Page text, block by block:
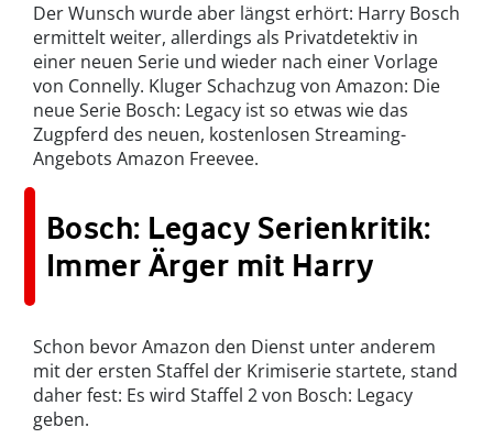
Der Wunsch wurde aber längst erhört: Harry Bosch
ermittelt weiter, allerdings als Privatdetektiv in
einer neuen Serie und wieder nach einer Vorlage
von Connelly. Kluger Schachzug von Amazon: Die
neue Serie Bosch: Legacy ist so etwas wie das
Zugpferd des neuen, kostenlosen Streaming-
Angebots Amazon Freevee.
Bosch: Legacy Serienkritik:
Immer Ärger mit Harry
Schon bevor Amazon den Dienst unter anderem
mit der ersten Staffel der Krimiserie startete, stand
daher fest: Es wird Staffel 2 von Bosch: Legacy
geben.